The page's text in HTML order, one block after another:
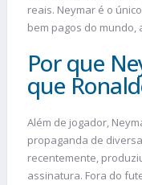
reais. Neymar é o
bem pagos do mundo,
Por que
que
Além de jogador,
propaganda de
recentemente,
assinatura. Fora do